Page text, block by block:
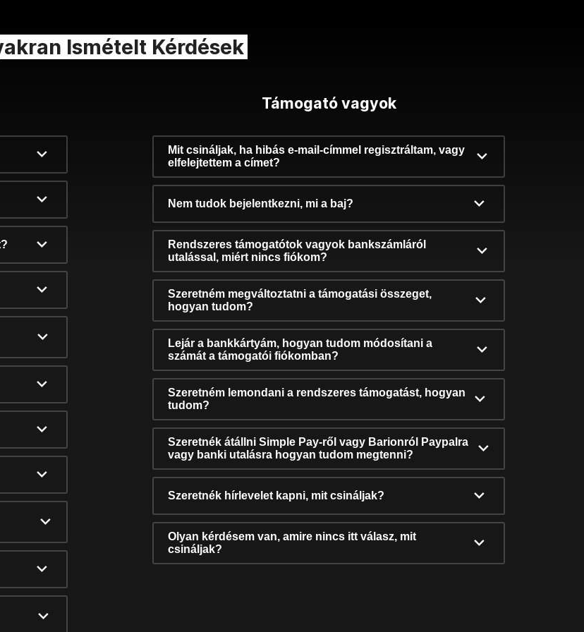
Ismételt Kérdések
Támogató vagyok
Mit csináljak, ha hibás e-mail-címmel regisztráltam, vagy
elfelejtettem a címet?
Nem tudok bejelentkezni, mi a baj?
Rendszeres támogatótok vagyok bankszámláról
utalással, miért nincs fiókom?
Szeretném megváltoztatni a támogatási összeget,
hogyan tudom?
Lejár a bankkártyám, hogyan tudom módosítani a
számát a támogatói fiókomban?
Szeretném lemondani a rendszeres támogatást, hogyan
tudom?
Szeretnék átállni Simple Pay-ről vagy Barionról Paypalra
vagy banki utalásra hogyan tudom megtenni?
Szeretnék hírlevelet kapni, mit csináljak?
Olyan kérdésem van, amire nincs itt válasz, mit
csináljak?